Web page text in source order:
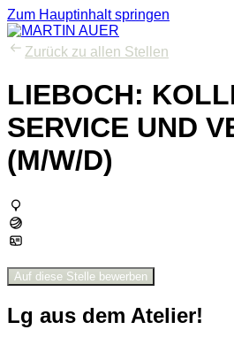
Zum Hauptinhalt springen
Zurück zu allen Stellen
LIEBOCH:
SERVICE UND
(M/W/D)
Auf diese Stelle bewerben
Lg aus dem Atelier!